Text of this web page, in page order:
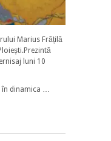
Marius Frățilă
luni 10
în dinamica …